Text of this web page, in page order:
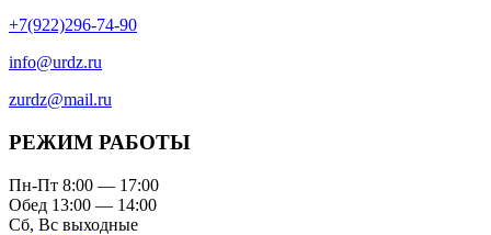
+7(922)296-74-90
info@urdz.ru
zurdz@mail.ru
РЕЖИМ РАБОТЫ
Пн-Пт 8:00 — 17:00
Обед 13:00 — 14:00
Сб, Вс выходные